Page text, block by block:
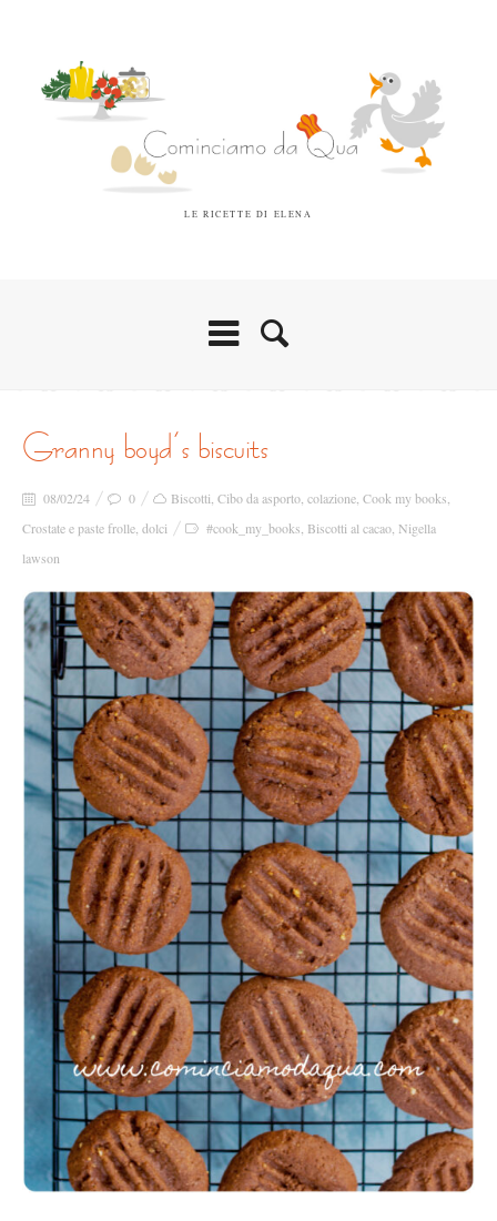
LE RICETTE DI ELENA
granny boyd’s biscuits
08/02/24 0 Biscotti Cibo da asporto colazione Cook my books
Crostate e paste frolle dolci #cook_my_books Biscotti al cacao Nigella
lawson